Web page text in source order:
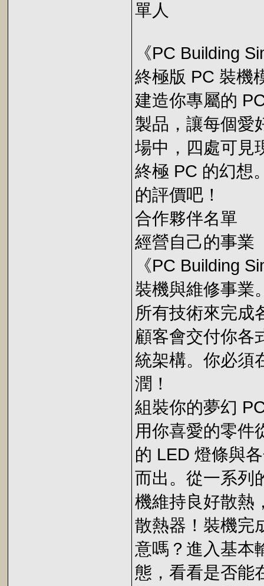
單人
《PC Building
終極版 PC 裝機
建造你專屬的
製品，讓每個愛
場中，四處可見
終極 PC 的幻想
的評價吧！
合作夥伴名單
經營自己的事業
《PC Building
裝機與維修事業
所有技術來完成
顧客會交付你各
統架構。你必須
潤！
組裝你的夢幻
用你喜愛的零件
的 LED 燈條與
而出。從一系列
機維持良好散熱
散熱器！裝機完
意嗎？進入基本
態，看看是否能